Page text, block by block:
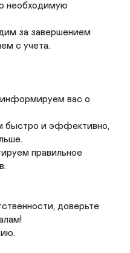
необходимую
за завершением
с учета.
доверьте